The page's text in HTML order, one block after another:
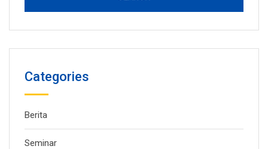
Categories
Berita
Seminar